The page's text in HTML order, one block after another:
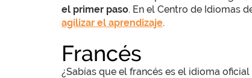
el primer paso. En el Centro de Idiomas
agilizar el aprendizaje.
Francés
¿Sabías que el francés es el idioma oficial